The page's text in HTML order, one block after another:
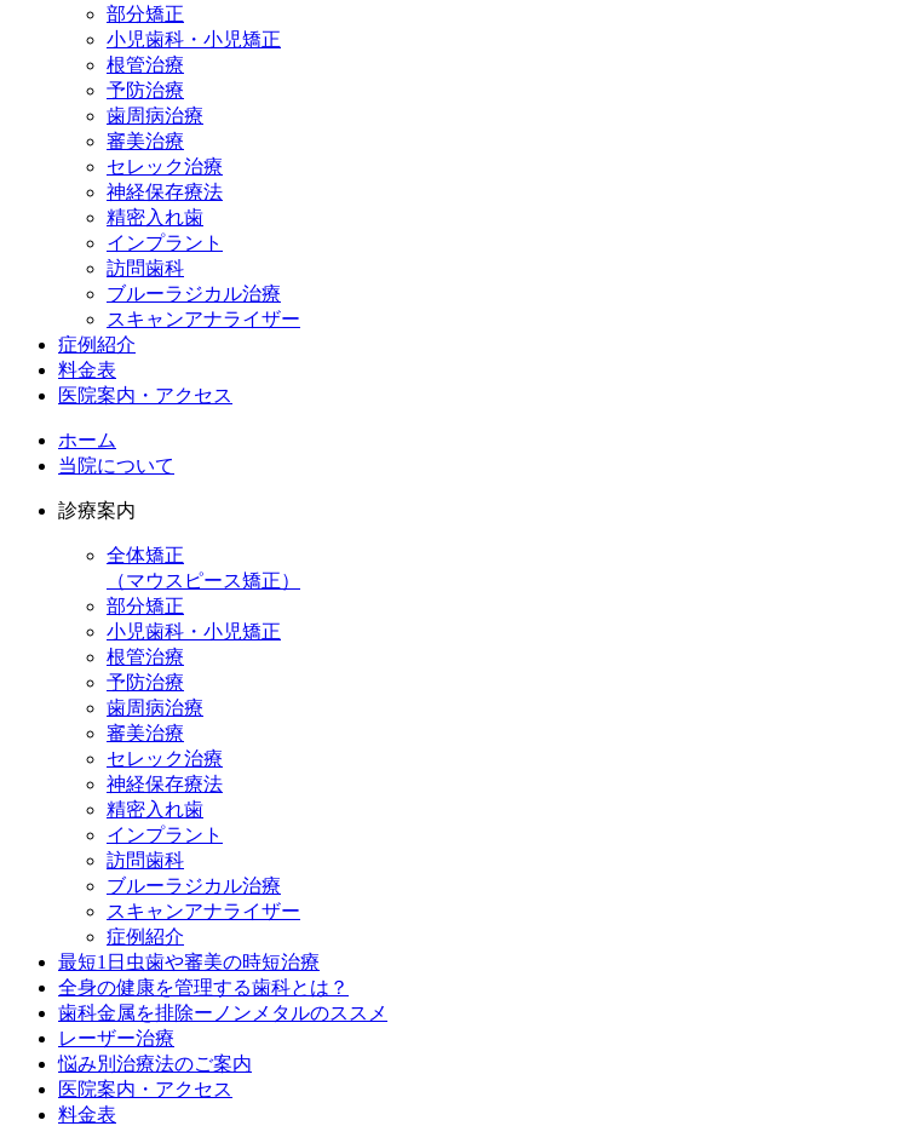
部分矯正
小児歯科・小児矯正
根管治療
予防治療
歯周病治療
審美治療
セレック治療
神経保存療法
精密入れ歯
インプラント
訪問歯科
ブルーラジカル治療
スキャンアナライザー
症例紹介
料金表
医院案内・アクセス
ホーム
当院について
診療案内
全体矯正
（マウスピース矯正）
部分矯正
小児歯科・小児矯正
根管治療
予防治療
歯周病治療
審美治療
セレック治療
神経保存療法
精密入れ歯
インプラント
訪問歯科
ブルーラジカル治療
スキャンアナライザー
症例紹介
最短1日虫歯や審美の時短治療
全身の健康を管理する歯科とは？
歯科金属を排除ーノンメタルのススメ
レーザー治療
悩み別治療法のご案内
医院案内・アクセス
料金表